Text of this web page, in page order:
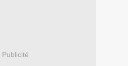
Publicité